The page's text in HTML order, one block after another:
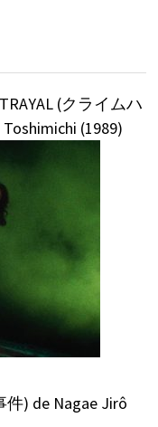
(クライムハ
(1989)
件) de Nagae Jirô